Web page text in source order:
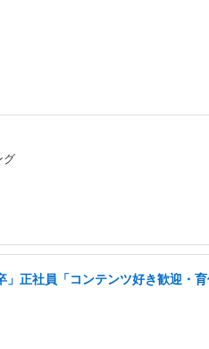
グ
正社員「コンテンツ好き歓迎・